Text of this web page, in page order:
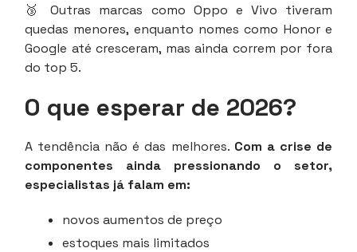
🥉 Outras marcas como Oppo e Vivo tiveram
quedas menores, enquanto nomes como Honor e
Google até cresceram, mas ainda correm por fora
do top 5.
O que esperar de 2026?
A tendência não é das melhores. Com a crise de
componentes ainda pressionando o setor,
especialistas já falam em:
novos aumentos de preço
estoques mais limitados